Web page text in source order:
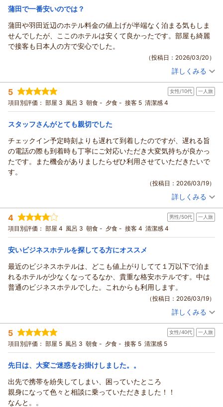
蒲田で一番安いのでは？
蒲田や羽田近辺のホテル料金の値上げが半端なく泊まる気もしま
せんでしたが、ここのホテルは安くて良かったです。部屋も綺麗
で接客も日本人の方で安心でした。
（投稿日：2026/03/20）
投稿者： まーささん(男性/50代)
宿泊プラン： ☆シングル☆じゃらん ◎期間限定スペシャル価格◎
シングル 食事なし
宿泊価格帯： 7,001～8,000円(大人一人あたり/税込)
詳しくみる
5 女性/10代 一人旅
項目別評価： 部屋 3 風呂 3 朝食 - 夕食 - 接客 5 清潔感 4
スタッフさんがとても親切でした
チェックイン予定時刻よりも遅れて到着したのですが、遅れる旨
の電話の際も到着時も丁寧にご対応いただき大変気持ちが良かっ
たです。また機会がありましたらぜひ利用させていただきたいで
す。
（投稿日：2026/03/19）
投稿者： なさん(女性/10代)
宿泊プラン： ☆シングル☆じゃらん ◎期間限定スペシャル価格◎
シングル 食事なし
宿泊価格帯： 7,001～8,000円(大人一人あたり/税込)
詳しくみる
4 男性/50代 一人旅
項目別評価： 部屋 4 風呂 3 朝食 - 夕食 - 接客 4 清潔感 4
安いビジネスホテルを探してる方にオススメ
最近のビジネスホテルは、どこも値上がりしてて１万以下で泊ま
れるホテルが少なくなってるなか、貴重な格安ホテルです。中は
普通のビジネスホテルでした。これからも利用します。
（投稿日：2026/03/19）
投稿者： jadeさん(男性/50代)
宿泊プラン： ☆シングル☆じゃらん ◎期間限定スペシャル価格◎
シングル 食事なし
宿泊価格帯： 7,001～8,000円(大人一人あたり/税込)
詳しくみる
5 女性/40代 一人旅
項目別評価： 部屋 5 風呂 3 朝食 - 夕食 - 接客 5 清潔感 5
先日は、大変ご迷惑をお掛けしました。。
出先で携帯を紛失してしまい、困っていたところ
親身になって色々と相談に乗っていただきました！！
なんと。。